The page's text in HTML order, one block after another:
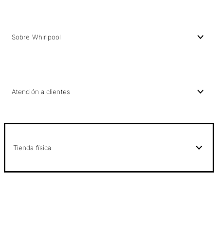
Sobre Whirlpool
Atención a clientes
Tienda física